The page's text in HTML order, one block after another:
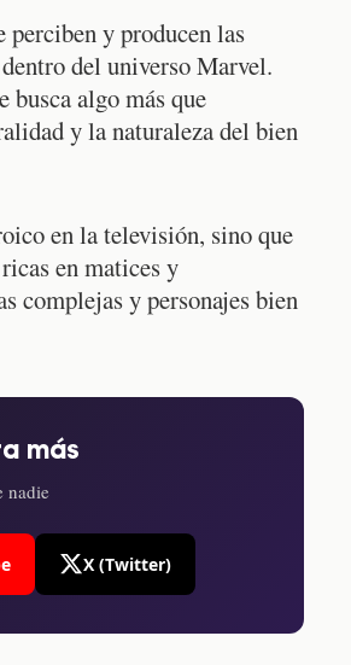
y producen las
del universo Marvel.
busca algo más que
y la naturaleza del bien
en la televisión, sino que
en matices y
complejas y personajes bien
más
nadie
X (Twitter)